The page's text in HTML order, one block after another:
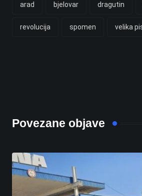
arad bjelovar dragutin
revolucija spomen velika
Povezane objave